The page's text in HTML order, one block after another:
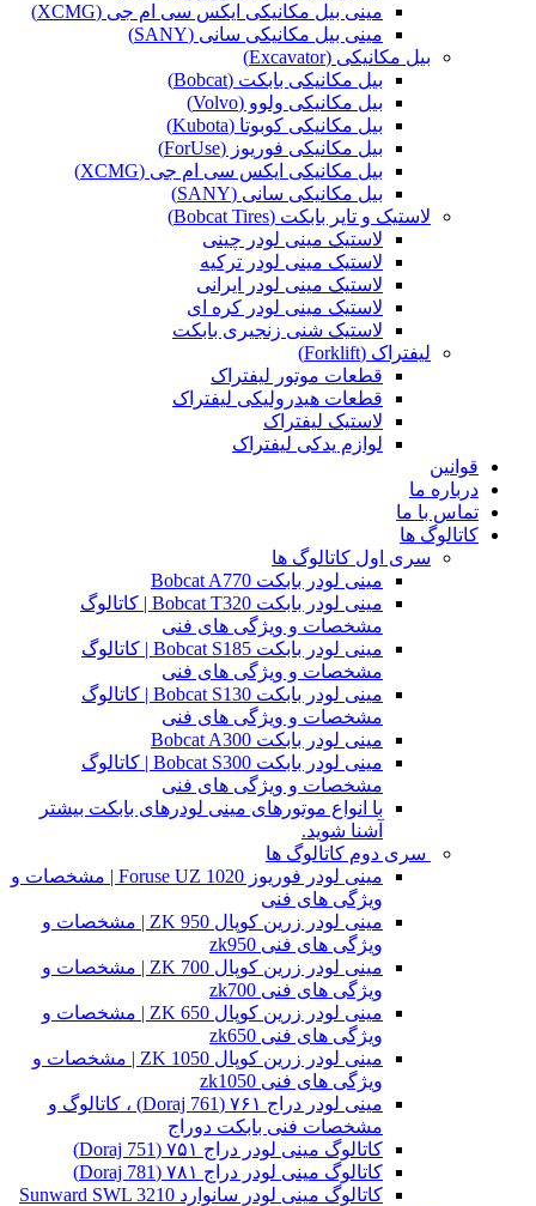
مینی بیل مکانیکی ایکس سی ام جی (XCMG)
مینی بیل مکانیکی سانی (SANY)
بیل مکانیکی (Excavator)
بیل مکانیکی بابکت (Bobcat)
بیل مکانیکی ولوو (Volvo)
بیل مکانیکی کوبوتا (Kubota)
بیل مکانیکی فوریوز (ForUse)
بیل مکانیکی ایکس سی ام جی (XCMG)
بیل مکانیکی سانی (SANY)
لاستیک و تایر بابکت (Bobcat Tires)
لاستیک مینی لودر چینی
لاستیک مینی لودر ترکیه
لاستیک مینی لودر ایرانی
لاستیک مینی لودر کره ای
لاستیک شنی زنجیری بابکت
لیفتراک (Forklift)
قطعات موتور لیفتراک
قطعات هیدرولیکی لیفتراک
لاستیک لیفتراک
لوازم یدکی لیفتراک
قوانین
درباره ما
تماس با ما
کاتالوگ ها
سری اول کاتالوگ ها
مینی لودر بابکت Bobcat A770
مینی لودر بابکت Bobcat T320 | کاتالوگ
مشخصات و ویژگی های فنی
مینی لودر بابکت Bobcat S185 | کاتالوگ
مشخصات و ویژگی های فنی
مینی لودر بابکت Bobcat S130 | کاتالوگ
مشخصات و ویژگی های فنی
مینی لودر بابکت Bobcat A300
مینی لودر بابکت Bobcat S300 | کاتالوگ
مشخصات و ویژگی های فنی
با انواع موتورهای مینی لودرهای بابکت بیشتر
آشنا شوید.
سری دوم کاتالوگ ها
مینی لودر فوریوز Foruse UZ 1020 | مشخصات و
ویژگی های فنی
مینی لودر زرین کوپال ZK 950 | مشخصات و
ویژگی های فنی zk950
مینی لودر زرین کوپال ZK 700 | مشخصات و
ویژگی های فنی zk700
مینی لودر زرین کوپال ZK 650 | مشخصات و
ویژگی های فنی zk650
مینی لودر زرین کوپال ZK 1050 | مشخصات و
ویژگی های فنی zk1050
مینی لودر دراج ۷۶۱ (Doraj 761) ، کاتالوگ و
مشخصات فنی بابکت دوراج
کاتالوگ مینی لودر دراج ۷۵۱ (Doraj 751)
کاتالوگ مینی لودر دراج ۷۸۱ (Doraj 781)
کاتالوگ مینی لودر سانوارد Sunward SWL 3210